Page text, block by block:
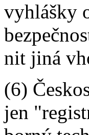
vyhlášky
nit jiná
(6)
jen